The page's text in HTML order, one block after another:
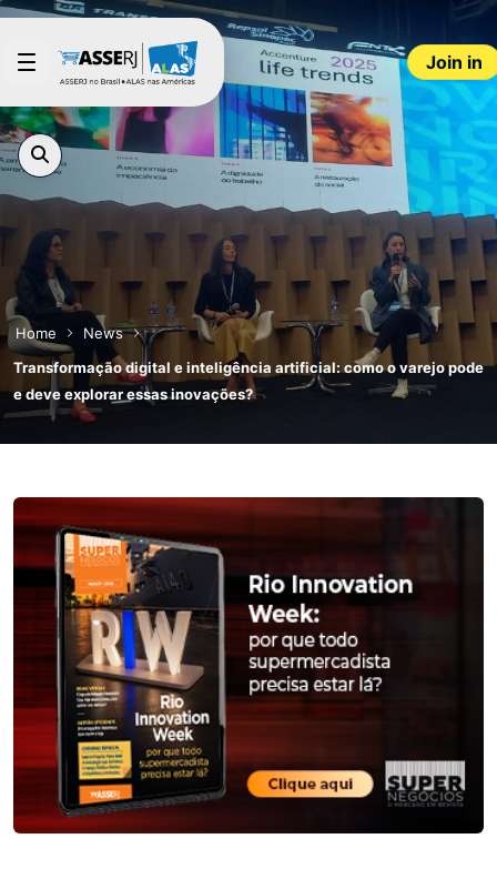
Skip to Main Content
Join in
Home
News
Transformação digital e inteligência artificial: como o varejo pode
e deve explorar essas inovações?